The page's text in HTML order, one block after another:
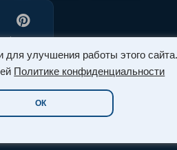
для улучшения работы этого сайта.
Политике конфиденциальности
ОК
Pinterest